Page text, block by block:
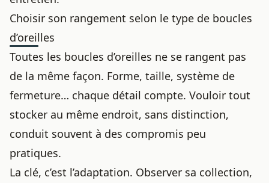
Choisir son rangement selon le type de boucles
d’oreilles
Toutes les boucles d’oreilles ne se rangent pas
de la même façon. Forme, taille, système de
fermeture… chaque détail compte. Vouloir tout
stocker au même endroit, sans distinction,
conduit souvent à des compromis peu
pratiques.
La clé, c’est l’adaptation. Observer sa collection,